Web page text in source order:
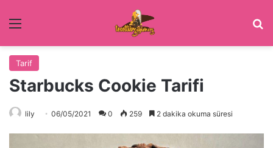
Menü
Tarif
Starbucks Cookie Tarifi
lily 06/05/2021 0 259 2 dakika okuma süresi